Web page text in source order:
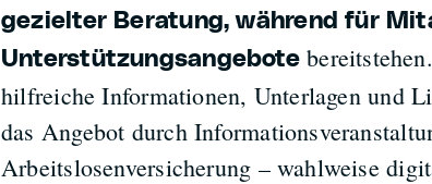
gezielter Beratung, während für
Unterstützungsangebote
hilfreiche Informationen, Unterlagen und
das Angebot durch
Arbeitslosenversicherung – wahlweise